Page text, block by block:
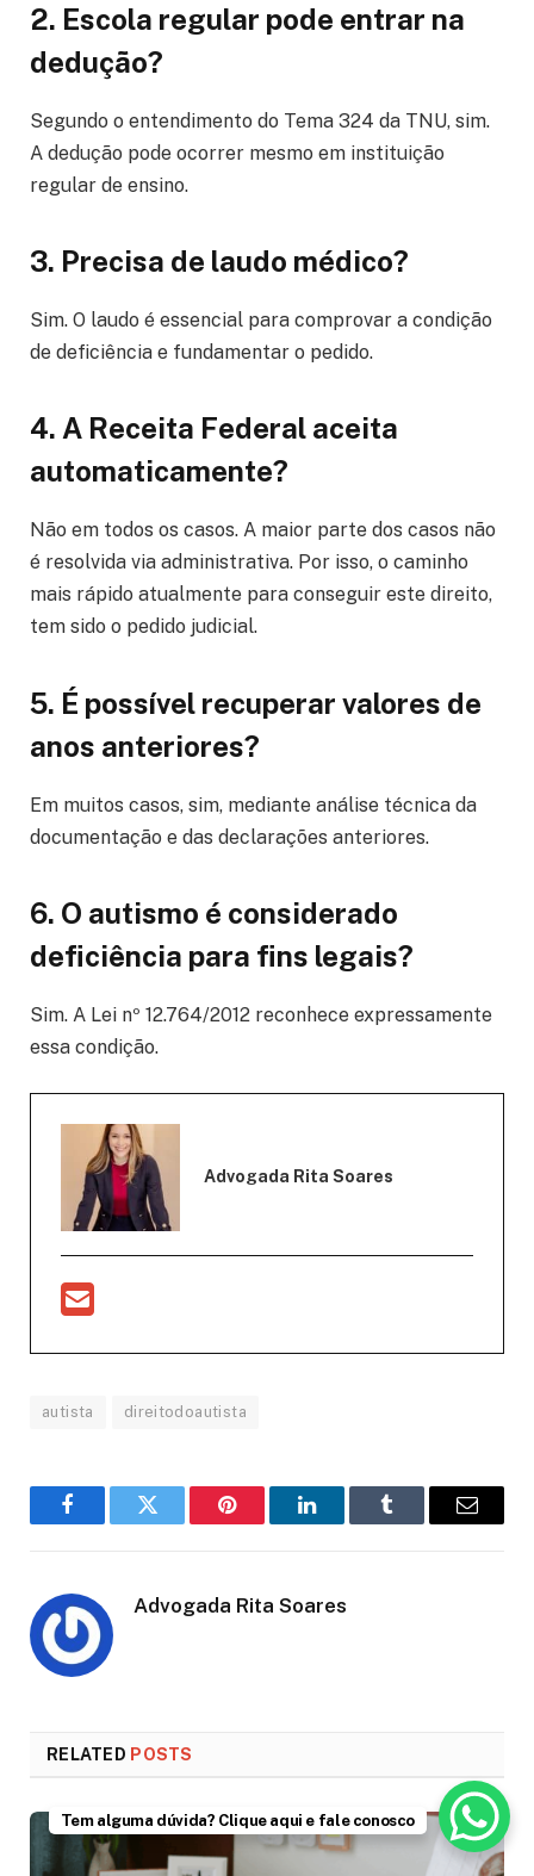
2. Escola regular pode entrar na
dedução?
Segundo o entendimento do Tema 324 da TNU, sim.
A dedução pode ocorrer mesmo em instituição
regular de ensino.
3. Precisa de laudo médico?
Sim. O laudo é essencial para comprovar a condição
de deficiência e fundamentar o pedido.
4. A Receita Federal aceita
automaticamente?
Não em todos os casos. A maior parte dos casos não
é resolvida via administrativa. Por isso, o caminho
mais rápido atualmente para conseguir este direito,
tem sido o pedido judicial.
5. É possível recuperar valores de
anos anteriores?
Em muitos casos, sim, mediante análise técnica da
documentação e das declarações anteriores.
6. O autismo é considerado
deficiência para fins legais?
Sim. A Lei nº 12.764/2012 reconhece expressamente
essa condição.
Advogada Rita Soares
autista direitodoautista
FacebookTwitter Pinterest LinkedInTumblr Email
Advogada Rita Soares
RELATED POSTS
Tem alguma dúvida? Clique aqui e fale conosco